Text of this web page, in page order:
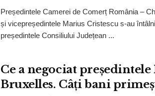
Președintele Camerei de Comerț România –
și vicepreședintele Marius Cristescu s-au
președintele Consiliului Județean ...
Ce a negociat
Bruxelles. Câți bani